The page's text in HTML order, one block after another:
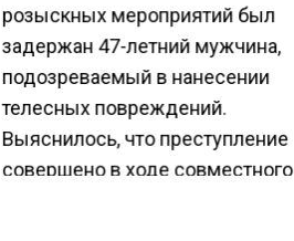
розыскных мероприятий был
задержан 47-летний мужчина,
подозреваемый в нанесении
телесных повреждений.
Выяснилось, что преступление
совершено в ходе совместного